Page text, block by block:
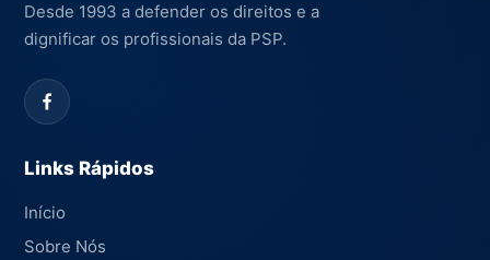
Desde 1993 a defender os direitos e a
dignificar os profissionais da PSP.
Links Rápidos
Início
Sobre Nós